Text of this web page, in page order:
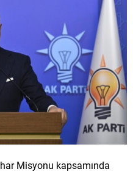
Misyonu kapsamında